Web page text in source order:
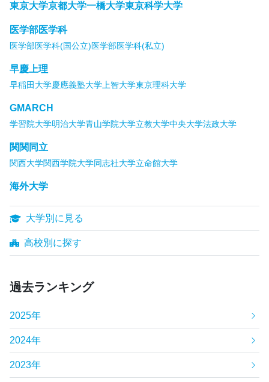
東京大学京都大学一橋大学東京科学大学
医学部医学科
医学部医学科(国公立)医学部医学科(私立)
早慶上理
早稲田大学慶應義塾大学 上智大学東京理科大学
GMARCH
学習院大学明治大学青山学院大学立教大学中央大学法政大学
関関同立
関西大学関西学院大学同志社大学立命館大学
海外大学
大学別に見る
高校別に探す
過去ランキング
2025年
2024年
2023年